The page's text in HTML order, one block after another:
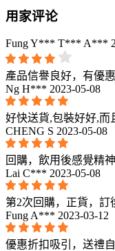
用家评论
Fung Y*** T*** A***
產品信譽良好，有優惠
Ng H*** 2023-05-08
好快送貨,包裝好好,而
CHENG S 2023-05-08
回購，飲用後感覺精
Lai C*** 2023-05-08
第2次回購，正貨，訂
Fung A*** 2023-03-12
優惠折扣吸引，送禮